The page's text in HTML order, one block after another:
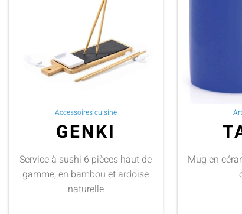
Accessoires cuisine
GENKI
Service à sushi 6 pièces haut de
gamme, en bambou et ardoise
naturelle
Mug en